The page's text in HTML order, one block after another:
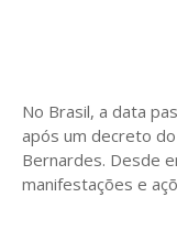
No Brasil, a data
após um decreto
Bernardes. Desde
manifestações e